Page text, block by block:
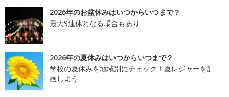
2026年のお盆休みはいつからいつまで？
最大9連休となる場合もあり
2026年の夏休みはいつからいつまで？
学校の夏休みを地域別にチェック！夏レジャーを計
画しよう